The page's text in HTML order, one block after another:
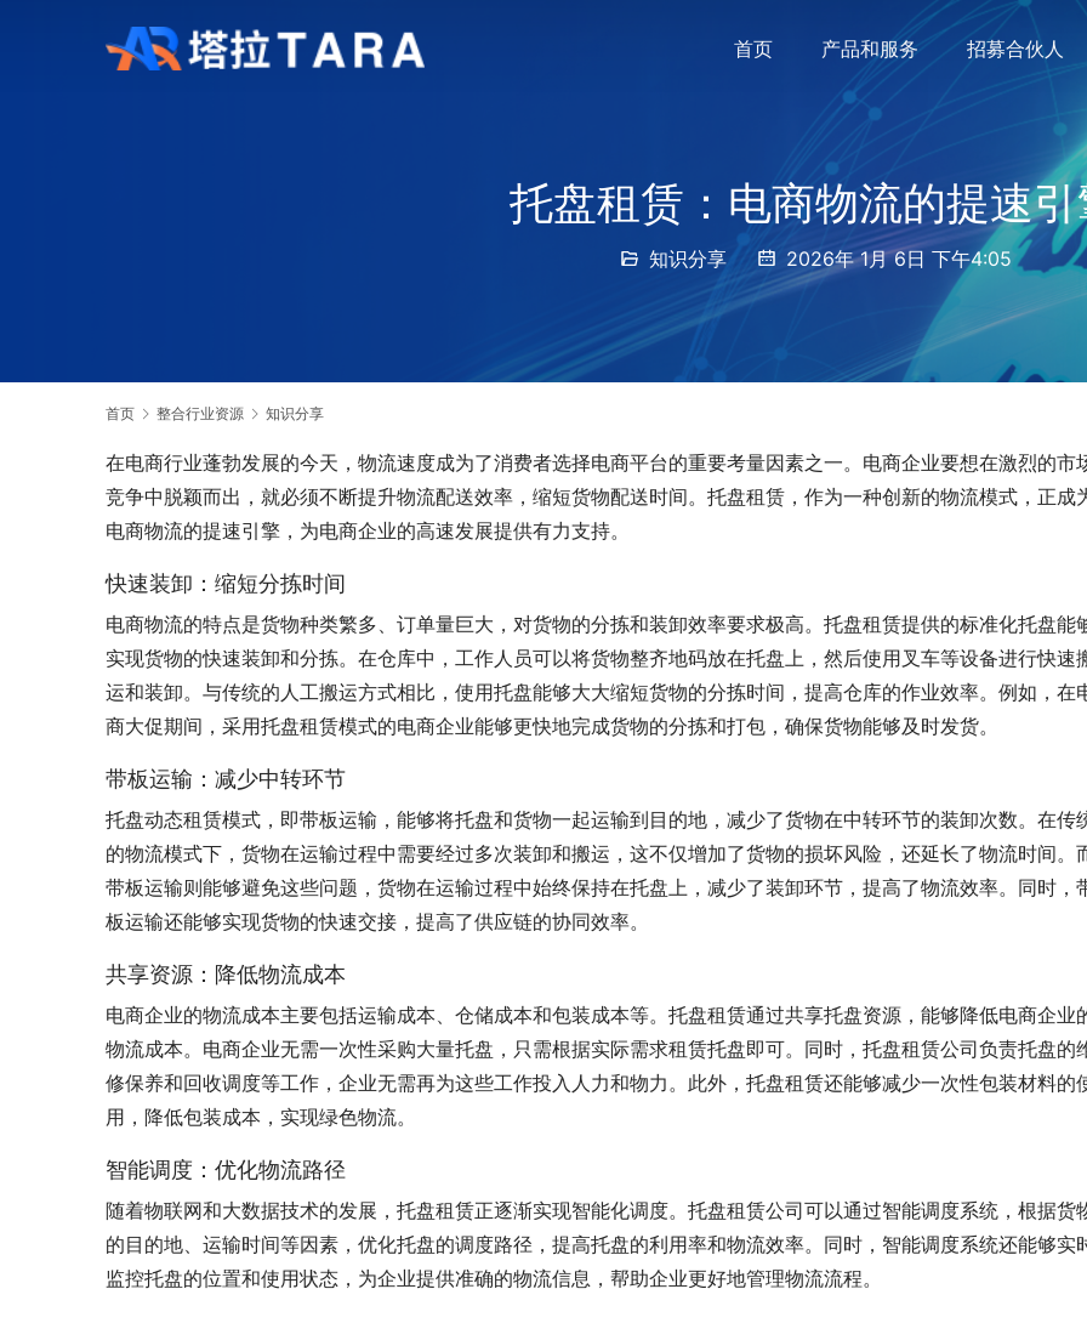
首页 产品和服务 招募合伙人
托盘租赁：电商物流的提速
知识分享 2026年 1月 6日 下午4:05
首页 整合行业资源 知识分享
在电商行业蓬勃发展的今天，物流速度成为了消费者选择电商平台的重要考量因素之一。电商企业要想在激烈的市
竞争中脱颖而出，就必须不断提升物流配送效率，缩短货物配送时间。托盘租赁，作为一种创新的物流模式，正成
电商物流的提速引擎，为电商企业的高速发展提供有力支持。
快速装卸：缩短分拣时间
电商物流的特点是货物种类繁多、订单量巨大，对货物的分拣和装卸效率要求极高。托盘租赁提供的标准化托盘能
实现货物的快速装卸和分拣。在仓库中，工作人员可以将货物整齐地码放在托盘上，然后使用叉车等设备进行快速
运和装卸。与传统的人工搬运方式相比，使用托盘能够大大缩短货物的分拣时间，提高仓库的作业效率。例如，在
商大促期间，采用托盘租赁模式的电商企业能够更快地完成货物的分拣和打包，确保货物能够及时发货。
带板运输：减少中转环节
托盘动态租赁模式，即带板运输，能够将托盘和货物一起运输到目的地，减少了货物在中转环节的装卸次数。在传
的物流模式下，货物在运输过程中需要经过多次装卸和搬运，这不仅增加了货物的损坏风险，还延长了物流时间。
带板运输则能够避免这些问题，货物在运输过程中始终保持在托盘上，减少了装卸环节，提高了物流效率。同时，
板运输还能够实现货物的快速交接，提高了供应链的协同效率。
共享资源：降低物流成本
电商企业的物流成本主要包括运输成本、仓储成本和包装成本等。托盘租赁通过共享托盘资源，能够降低电商企业
物流成本。电商企业无需一次性采购大量托盘，只需根据实际需求租赁托盘即可。同时，托盘租赁公司负责托盘的
修保养和回收调度等工作，企业无需再为这些工作投入人力和物力。此外，托盘租赁还能够减少一次性包装材料的
用，降低包装成本，实现绿色物流。
智能调度：优化物流路径
随着物联网和大数据技术的发展，托盘租赁正逐渐实现智能化调度。托盘租赁公司可以通过智能调度系统，根据货
的目的地、运输时间等因素，优化托盘的调度路径，提高托盘的利用率和物流效率。同时，智能调度系统还能够实
监控托盘的位置和使用状态，为企业提供准确的物流信息，帮助企业更好地管理物流流程。